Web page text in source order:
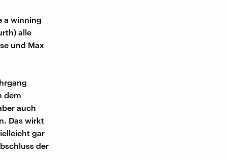
a winning
alle
und Max
dem
auch
Das wirkt
gar
der